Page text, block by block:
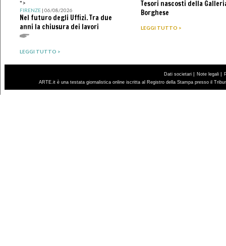
">
FIRENZE| 06/08/2026
Nel futuro degli Uffizi. Tra due
anni la chiusura dei lavori
LEGGI TUTTO >
Tesori nascosti della
Borghese
LEGGI TUTTO >
Dati societari | Note legali |
ARTE.it è una testata giornalistica online iscritta al Registro della Stampa presso il